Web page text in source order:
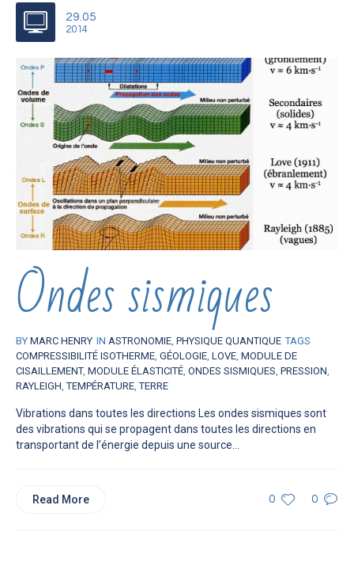
29.05
2014
Ondes sismiques
BY MARC HENRY IN ASTRONOMIE, PHYSIQUE QUANTIQUE TAGS
COMPRESSIBILITÉ ISOTHERME, GÉOLOGIE, LOVE, MODULE DE
CISAILLEMENT, MODULE ÉLASTICITÉ, ONDES SISMIQUES, PRESSION,
RAYLEIGH,TEMPÉRATURE,TERRE
Vibrations dans toutes les directions Les ondes sismiques sont
des vibrations qui se propagent dans toutes les directions en
transportant de l’énergie depuis une source...
0 0
Read More